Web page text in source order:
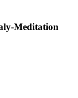
Meditation